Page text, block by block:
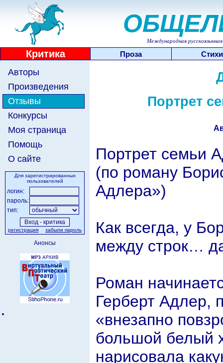
Международная
Критика Проза Стихи
Авторы
Произведения
Отзывы
Конкурсы
Моя страница
Помощь
О сайте
Для зарегистрированных
пользователей
логин:
пароль:
тип:
регистрация забыли пароль
Анонсы
Портрет
Портрет семьи
(по роману
Адлера»)
Как всегда, у
между строк…
Роман
Герберт Адлер,
«внезапно
большой белый
нарисовала